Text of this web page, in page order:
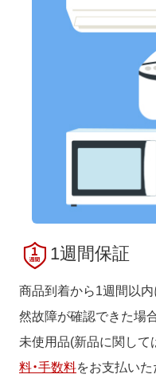
1週間保証
商品到着から1週間以内
然故障が確認できた場
未使用品(新品に関して
料・手数料をお支払い